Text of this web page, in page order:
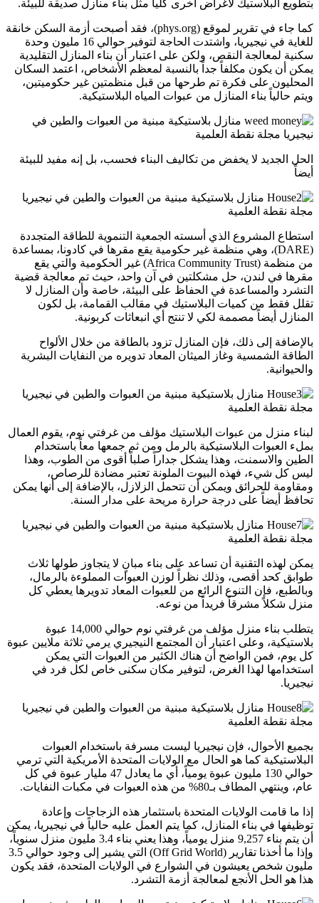
بتطويع البلاستيك لأغراض أخرى كلياً مثل بناء منازل صديقة للبيئة.
كما جاء في تقرير لموقع (phys.org)، فقد أصبحت أزمة السكن خانقة
للغاية في نيجيريا، واشتدت الحاجة لتوفير حوالي 16 مليون وحدة
سكنية لمعالجة النقص، ولكن على اعتبار أن بناء المنازل التقليدية
يمكن أن يكون مكلفاً جداً بالنسبة لمعظم الأشخاص، اعتمد السكان
المحليون على فكرة تم طرحها من قبل منظمتين غير حكوميتين،
ويتم حالياً بناء المنازل من عبوات المياه البلاستيكية.
الحل الجديد لا يخفض من تكاليف البناء فحسب، بل إنه مفيد للبيئة
أيضاً
استطاع المشروع الذي أسسته الجمعية التنموية للطاقة المتجددة
(DARE)، وهي منظمة غير حكومية يقع مقرها في كادونا، بمساعدة
من منظمة (Africa Community Trust) غير الحكومية والتي يقع
مقرها في لندن، حل مشكلتين في آن واحد، حيث تم معالجة قضية
التشرد والمساعدة في الحفاظ على البيئة، خاصة وأن المنازل لا
تقلل فقط من كميات البلاستيك في مقالب القمامة، بل لكون
المنازل أيضاً مصممة لكي لا تنتج أي انبعاثات كربونية.
بالإضافة إلى ذلك، فإن المنازل تزود بالطاقة من خلال الألواح
الطاقة الشمسية وغاز الميثان المعاد تدويره من النفايات البشرية
والحيوانية.
لبناء منزل من عبوات البلاستيك مؤلف من غرفتي نوم، يقوم العمال
بملء العبوات البلاستيكية بالرمل ومن ثم جمعها معاً باستخدام
الطين والاسمنت، وهذا يشكل جداراً صلباً أقوى من الطوب، وهذا
ليس كل شيء، فهذه البيوت الملونة تعتبر مضادة للرصاص،
ومقاومة للحرائق ويمكن أن تتحمل الزلازل، بالإضافة إلى أنها يمكن
تحافظ أيضاً على درجة حرارة مريحة على مدار السنة.
يمكن لهذه التقنية أن تساعد على بناء مبانٍ لا يتجاوز طولها ثلاث
طوابق كحد أقصى، وذلك نظراً لوزن العبوات المملوءة بالرمال،
وبالطبع، فإن التنوع الرائع من للعبوات المعاد تدويرها يعطي كل
منزل شكلاً مشرقاً فريداً من نوعه.
يتطلب بناء منزل مؤلف من غرفتي نوم حوالي 14,000 عبوة
بلاستيكية، وعلى اعتبار أن المجتمع النيجيري يرمي ثلاثة ملايين عبوة
كل يوم، فمن الواضح أن هناك الكثير من العبوات التي يمكن
استخدامها لهذا الغرض، لتوفير مكان سكنى خاص لكل فرد في
نيجيريا.
بجميع الأحوال، فإن نيجيريا ليست مسرفة باستخدام العبوات
البلاستيكية كما هو الحال مع الولايات المتحدة الأمريكية التي ترمي
حوالي 130 مليون عبوة يومياً، أي ما يعادل 47 مليار عبوة في كل
عام، وينتهي المطاف بـ80% من هذه العبوات في مكبات النفايات.
إذا ما قامت الولايات المتحدة باستثمار هذه الزجاجات وإعادة
توظيفها في بناء المنازل، كما يتم العمل عليه حالياً في نيجيريا، يمكن
أن يتم بناء 9,257 منزل يومياً، وهذا يعني بناء 3.4 مليون منزل سنوياً،
وإذا ما أخذنا تقارير (Off Grid World) التي يشير إلى وجود حوالي 3.5
مليون شخص يعيشون في الشوارع في الولايات المتحدة، فقد يكون
هذا هو الحل الأنجع لمعالجة أزمة التشرد.